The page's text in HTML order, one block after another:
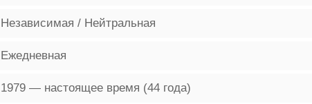
Независимая / Нейтральная
Ежедневная
1979 — настоящее время (44 года)